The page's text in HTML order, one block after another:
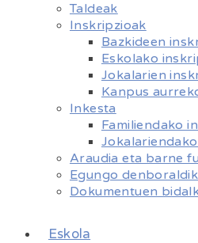
Taldeak
Inskripzioak
Bazkideen
Eskolako
Jokalarien
Kanpus
Inkesta
Familiendako
Araudia eta barne
Egungo
Dokumentuen
Eskola